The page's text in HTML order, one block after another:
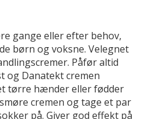
gange eller efter behov,
børn og voksne. Velegnet
Påfør altid
og Danatekt cremen
tørre hænder eller fødder
cremen og tage et par
på. Giver god effekt på